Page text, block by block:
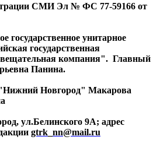
СМИ Эл № ФС 77-59166 от
государственное унитарное
государственная
компания". Главный
Панина.
Новгород" Макарова
ул.Белинского 9А; адрес
gtrk_nn@mail.ru